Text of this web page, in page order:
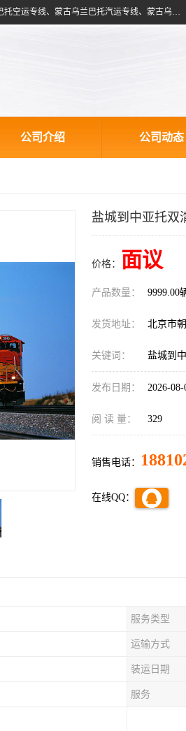
北京跃瑞航星国际货运代理有限公司是一家北京到蒙古乌兰巴托物流专线公司，主营业务：蒙古乌兰巴托空运专线、蒙古乌兰巴托汽运专线、蒙古乌兰巴托散货拼箱、蒙古乌兰巴托双清包税、蒙古乌兰巴托铁路运输等运输服务。以北京为中心服务于全国各地，运输能力及代理网络覆盖蒙古、俄罗斯、中亚五国各主要城市及站点。
公司介绍 公司动态
盐城到中亚托双
价格： 面议
产品数量： 9999.00
发货地址： 北京市
关键词： 盐城到
发布日期： 2026-08-
阅 读 量： 329
销售电话：
在线QQ：
服务类型
运输方式
装运日期
服务